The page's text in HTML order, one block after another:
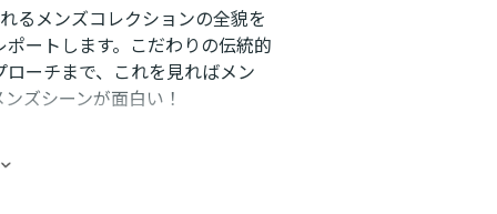
るメンズコレクションの全貌を
ートします。こだわりの伝統的
ーチまで、これを見ればメン
ズシーンが面白い！